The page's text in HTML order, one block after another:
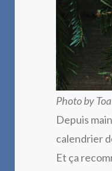
Photo by
Depuis
calendrier
Et ça